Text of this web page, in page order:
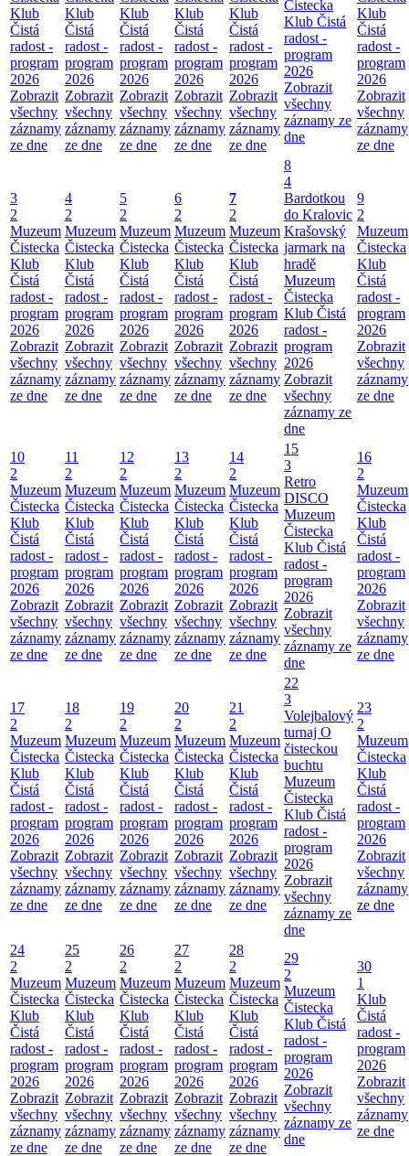
Klub
Čistá
radost -
program
2026
Zobrazit
všechny
záznamy
ze dne
Klub
Čistá
radost -
program
2026
Zobrazit
všechny
záznamy
ze dne
Klub
Čistá
radost -
program
2026
Zobrazit
všechny
záznamy
ze dne
Klub
Čistá
radost -
program
2026
Zobrazit
všechny
záznamy
ze dne
Klub
Čistá
radost -
program
2026
Zobrazit
všechny
záznamy
ze dne
Čistecka
Klub Čistá
radost -
program
2026
Zobrazit
všechny
záznamy ze
dne
Klub
Čistá
radost -
program
2026
Zobrazit
všechny
záznamy
ze dne
3
2
Muzeum
Čistecka
Klub
Čistá
radost -
program
2026
Zobrazit
všechny
záznamy
ze dne
4
2
Muzeum
Čistecka
Klub
Čistá
radost -
program
2026
Zobrazit
všechny
záznamy
ze dne
5
2
Muzeum
Čistecka
Klub
Čistá
radost -
program
2026
Zobrazit
všechny
záznamy
ze dne
6
2
Muzeum
Čistecka
Klub
Čistá
radost -
program
2026
Zobrazit
všechny
záznamy
ze dne
7
2
Muzeum
Čistecka
Klub
Čistá
radost -
program
2026
Zobrazit
všechny
záznamy
ze dne
8
4
Bardotkou
do Kralovic
Krašovský
jarmark na
hradě
Muzeum
Čistecka
Klub Čistá
radost -
program
2026
Zobrazit
všechny
záznamy ze
dne
9
2
Muzeum
Čistecka
Klub
Čistá
radost -
program
2026
Zobrazit
všechny
záznamy
ze dne
10
2
Muzeum
Čistecka
Klub
Čistá
radost -
program
2026
Zobrazit
všechny
záznamy
ze dne
11
2
Muzeum
Čistecka
Klub
Čistá
radost -
program
2026
Zobrazit
všechny
záznamy
ze dne
12
2
Muzeum
Čistecka
Klub
Čistá
radost -
program
2026
Zobrazit
všechny
záznamy
ze dne
13
2
Muzeum
Čistecka
Klub
Čistá
radost -
program
2026
Zobrazit
všechny
záznamy
ze dne
14
2
Muzeum
Čistecka
Klub
Čistá
radost -
program
2026
Zobrazit
všechny
záznamy
ze dne
15
3
Retro
DISCO
Muzeum
Čistecka
Klub Čistá
radost -
program
2026
Zobrazit
všechny
záznamy ze
dne
16
2
Muzeum
Čistecka
Klub
Čistá
radost -
program
2026
Zobrazit
všechny
záznamy
ze dne
17
2
Muzeum
Čistecka
Klub
Čistá
radost -
program
2026
Zobrazit
všechny
záznamy
ze dne
18
2
Muzeum
Čistecka
Klub
Čistá
radost -
program
2026
Zobrazit
všechny
záznamy
ze dne
19
2
Muzeum
Čistecka
Klub
Čistá
radost -
program
2026
Zobrazit
všechny
záznamy
ze dne
20
2
Muzeum
Čistecka
Klub
Čistá
radost -
program
2026
Zobrazit
všechny
záznamy
ze dne
21
2
Muzeum
Čistecka
Klub
Čistá
radost -
program
2026
Zobrazit
všechny
záznamy
ze dne
22
3
Volejbalový
turnaj O
čisteckou
buchtu
Muzeum
Čistecka
Klub Čistá
radost -
program
2026
Zobrazit
všechny
záznamy ze
dne
23
2
Muzeum
Čistecka
Klub
Čistá
radost -
program
2026
Zobrazit
všechny
záznamy
ze dne
24
2
Muzeum
Čistecka
Klub
Čistá
radost -
program
2026
Zobrazit
všechny
záznamy
ze dne
25
2
Muzeum
Čistecka
Klub
Čistá
radost -
program
2026
Zobrazit
všechny
záznamy
ze dne
26
2
Muzeum
Čistecka
Klub
Čistá
radost -
program
2026
Zobrazit
všechny
záznamy
ze dne
27
2
Muzeum
Čistecka
Klub
Čistá
radost -
program
2026
Zobrazit
všechny
záznamy
ze dne
28
2
Muzeum
Čistecka
Klub
Čistá
radost -
program
2026
Zobrazit
všechny
záznamy
ze dne
29
2
Muzeum
Čistecka
Klub Čistá
radost -
program
2026
Zobrazit
všechny
záznamy ze
dne
30
1
Klub
Čistá
radost -
program
2026
Zobrazit
všechny
záznamy
ze dne